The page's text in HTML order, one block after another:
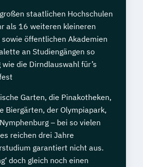
staatlichen Hochschulen
als 16 weiteren kleineren
öffentlichen Akademien
an Studiengängen so
die Dirndlauswahl für’s
Garten, die Pinakotheken,
Biergärten, der Olympiapark,
– bei so vielen
reichen drei Jahre
garantiert nicht aus.
doch gleich noch einen